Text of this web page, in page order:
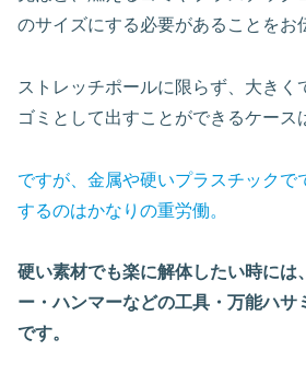
のサイズにする必要があることをお
ストレッチポールに限らず、大きく
ゴミとして出すことができるケース
ですが、金属や硬いプラスチックで
するのはかなりの重労働。
硬い素材でも楽に解体したい時には
ー・ハンマーなどの工具・万能ハサ
です。